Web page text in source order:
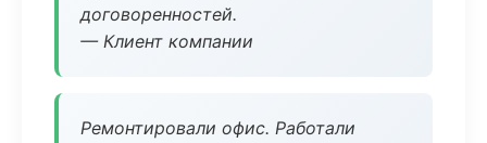
договоренностей.
— Клиент компании
Ремонтировали офис. Работали